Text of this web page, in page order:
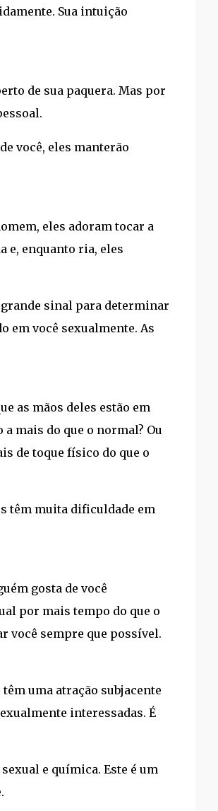
Sua intuição
de sua paquera. Mas por
você, eles manterão
eles adoram tocar a
e, enquanto ria, eles
grande sinal para determinar
em você sexualmente. As
as mãos deles estão em
mais do que o normal? Ou
de toque físico do que o
têm muita dificuldade em
gosta de você
por mais tempo do que o
você sempre que possível.
uma atração subjacente
interessadas. É
e química. Este é um